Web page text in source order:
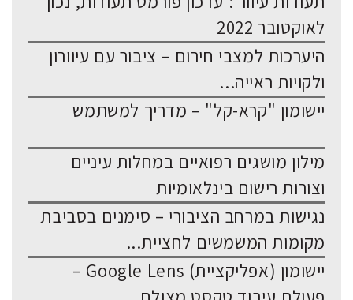
לאוקטובר 2022
היערכות למצבי חירום – ציבור עם עיוורון
ולקויות ראייה...
יישומון "קרא-קל" – מדריך למשתמש
מילון מושגים רפואיים במחלות עיניים
וצורות רישום בינלאומיות
נגישות במרחב הציבורי – סימנים בסביבת
מקומות המשמשים לחציית...
יישומון (אפליקציית) Google Lens –